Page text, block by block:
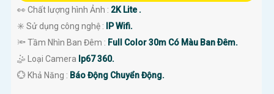
👀 Chất lượng hình Ảnh : 2K Lite .
✳️ Sử dụng công nghệ :
IP Wifi.
🔦 Tầm Nhìn Ban Đêm : Full Color 30m Có Màu Ban Ðêm.
🤹 Loại Camera Ip67 360.
️💮 Khả Năng : Báo Động Chuyển Động.